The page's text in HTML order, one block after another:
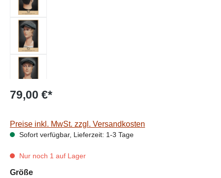
79,00 €*
Preise inkl. MwSt. zzgl. Versandkosten
Sofort verfügbar, Lieferzeit: 1-3 Tage
Nur noch 1 auf Lager
Größeauswählen